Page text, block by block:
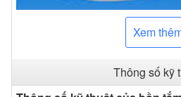
Xem
Thông số kỹ